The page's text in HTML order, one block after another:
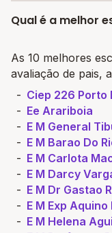
Qual é a melhor
As 10 melhores
avaliação de pais,
Ciep 226 Porto
Ee Arariboia
E M General
E M Barao Do
E M Carlota
E M Darcy
E M Dr Gastao
E M Exp
E M Helena